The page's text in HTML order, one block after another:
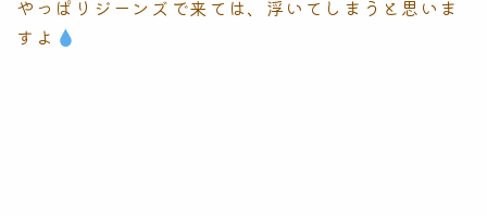
やっぱりジーンズで来ては、浮いてしまうと思いま
すよ